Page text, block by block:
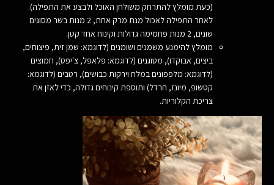
(כעת מומלץ להתרחק משולחן האוכל ולבצע את התפילה).
לאחר התפילה לאכול מנת מרק אחת, 2 מנות בשר מסוגים
שונים, 2 מנות פחמימה גדולות וקינוח אחד קטן.
מומלץ להימנע משמנים ושומנים (לדוגמא: שמן זית, פיצוחים,
ביצים, אבוקדו), מטוגנים (לדוגמא: פלאפל, צ'יפס), חמוצים
(לדוגמא: מלפפונים במלח וירקות כבושים), רטבים (לדוגמא:
קטשופ, מיונז, חרדל) ותוספת קינוחים גדולה, כדי לאזן את
צריכת הקלוריות.